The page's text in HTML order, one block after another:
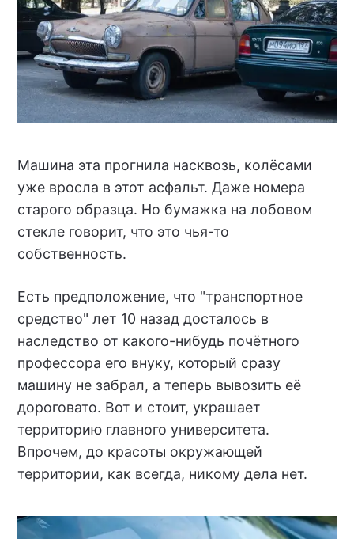
Машина эта прогнила насквозь, колёсами
уже вросла в этот асфальт. Даже номера
старого образца. Но бумажка на лобовом
стекле говорит, что это чья-то
собственность.
Есть предположение, что "транспортное
средство" лет 10 назад досталось в
наследство от какого-нибудь почётного
профессора его внуку, который сразу
машину не забрал, а теперь вывозить её
дороговато. Вот и стоит, украшает
территорию главного университета.
Впрочем, до красоты окружающей
территории, как всегда, никому дела нет.